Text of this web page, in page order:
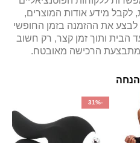
לקבל מידע אודות המוצרים,
את ההזמנה בזמן החופשי
הבית ותוך זמן קצר, רק חשוב
מתבצעת הרכישה מאובטח.
-31%